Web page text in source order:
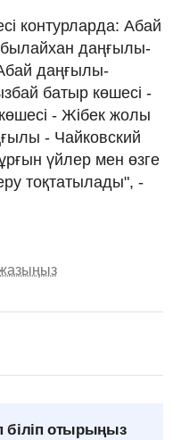
контурларда: Абай
даңғылы-
даңғылы-
батыр көшесі -
- Жібек жолы
- Чайковский
үйлер мен өзге
тоқтатылады", -
жазыңыз
біліп отырыңыз